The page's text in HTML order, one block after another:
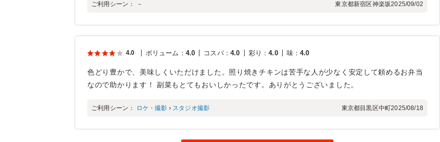
ご利用シーン： － 東京都新宿区神楽坂2025/09/02
4.0 ボリューム ： 4.0 コスパ： 4.0 彩り ：4.0 味：4.0
色どり豊かで、美味しくいただけました。照り焼きチキンは苦手な人が少なく安定して頼めるお弁当
なので助かります！ 副菜もとてもおいしかったです。ありがとうございました。
ご利用シーン： ロケ・撮影 › スタジオ撮影 東京都目黒区中町2025/08/18